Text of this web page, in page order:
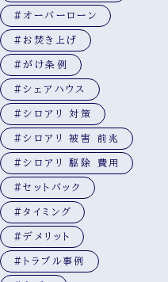
#オーバーローン
#お焚き上げ
#がけ条例
#シェアハウス
#シロアリ 対策
#シロアリ 被害 前兆
#シロアリ 駆除 費用
#セットバック
#タイミング
#デメリット
#トラブル事例